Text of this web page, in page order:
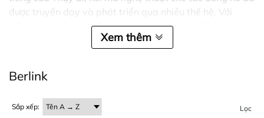
được truyền dạy và phát triển qua nhiều thế hệ. Với
niềm đam mê mãnh liệt và tầm nhìn xa lớn, Berlink đã
không ngừng nỗ lực để đem lại những chiếc đồng hồ chất
Xem thêm
Berlink
Sắp xếp: Lọc